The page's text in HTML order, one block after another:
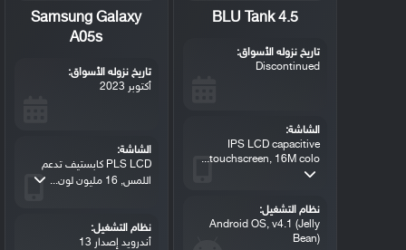
BLU Tank 4.5
تاريخ نزوله الأسواق:
Discontinued
الشاشة:
IPS LCD capacitive
touchscreen, 16M colo...
نظام التشغيل:
Android OS, v4.1 (Jelly
Bean)
Samsung Galaxy
A05s
تاريخ نزوله الأسواق:
أكتوبر 2023
الشاشة:
PLS LCD كابستيف تدعم
اللمس, 16 مليون لون...
نظام التشغيل:
أندرويد إصدار 13